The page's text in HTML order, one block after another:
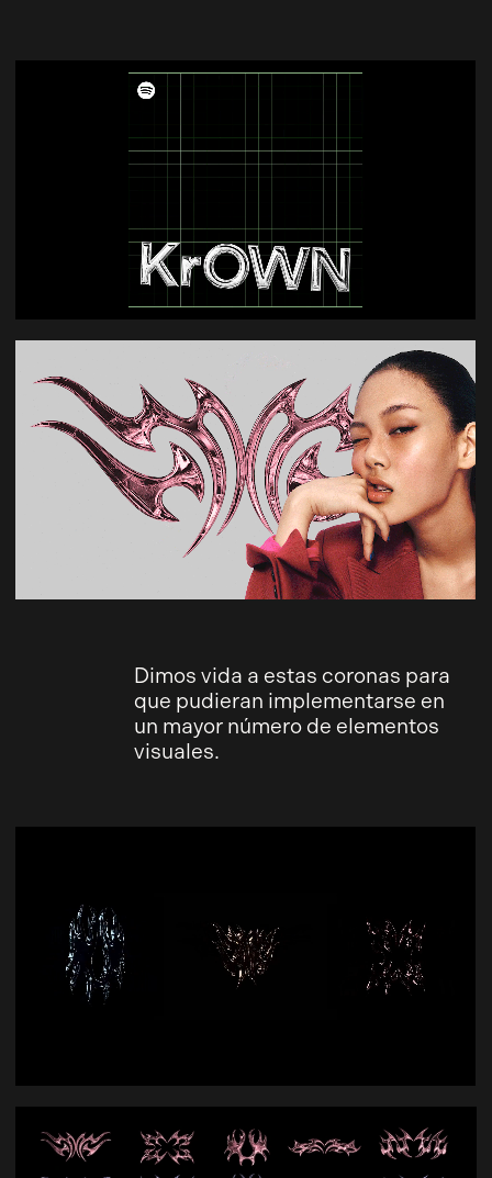
Dimos vida a estas coronas para
que pudieran implementarse en
un mayor número de elementos
visuales.